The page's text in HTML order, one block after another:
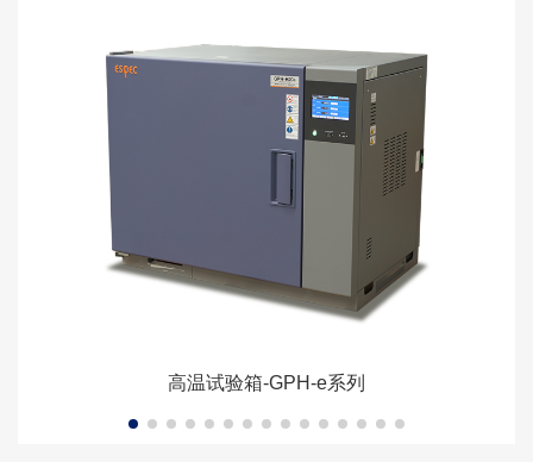
高温试验箱-GPH-e系列